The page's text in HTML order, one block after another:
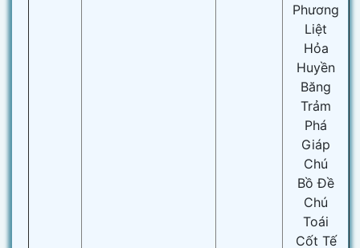
Phương
Liệt
Hỏa
Huyền
Băng
Trảm
Phá
Giáp
Chú
Bồ Đề
Chú
Toái
Cốt Tế